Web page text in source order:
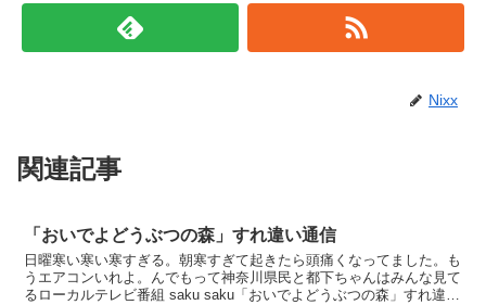
Nixx
関連記事
「おいでよどうぶつの森」すれ違い通信
日曜寒い寒い寒すぎる。朝寒すぎて起きたら頭痛くなってました。も
うエアコンいれよ。んでもって神奈川県民と都下ちゃんはみんな見て
るローカルテレビ番組 saku saku「おいでよどうぶつの森」すれ違い